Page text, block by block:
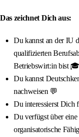
Das zeichnet Dich aus:
Du kannst an der IU
qualifizierten
Betriebswirt:in bist 🎓
Du kannst
nachweisen 💬
Du interessierst Dich
Du verfügst über
organisatorische